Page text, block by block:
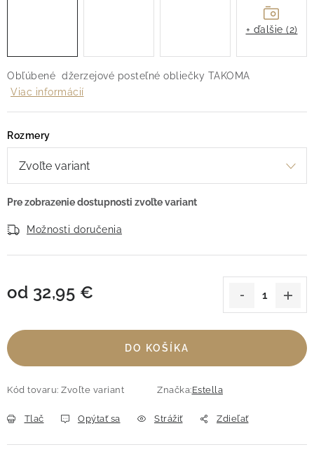
Obľúbené džerzejové posteľné obliečky TAKOMA
Viac informácií
Rozmery
Možnosti doručenia
od 32,95 €
DO KOŠÍKA
Kód tovaru: Zvoľte variant Značka:Estella
Tlač Opýtať sa Strážiť Zdieľať
+ ďalšie (2)